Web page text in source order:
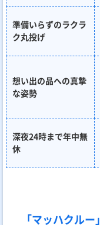
準備いらずのラクラ
ク丸投げ
想い出の品への真摯
な姿勢
深夜24時まで年中無
休
「マッハクルー」